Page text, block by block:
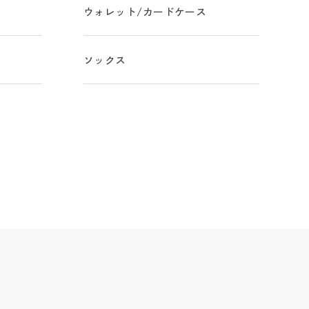
ウォレット/カードケース
ソックス